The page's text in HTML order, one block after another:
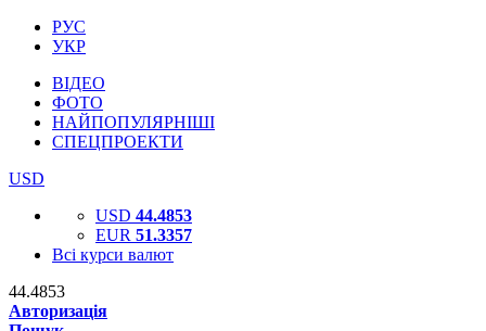
РУС
УКР
ВІДЕО
ФОТО
НАЙПОПУЛЯРНІШІ
СПЕЦПРОЕКТИ
USD
USD 44.4853
EUR 51.3357
Всі курси валют
44.4853
Авторизація